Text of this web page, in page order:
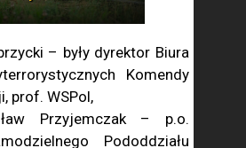
– były dyrektor Biura
Komendy
prof. WSPol,
Przyjemczak – p.o.
Pododdziału